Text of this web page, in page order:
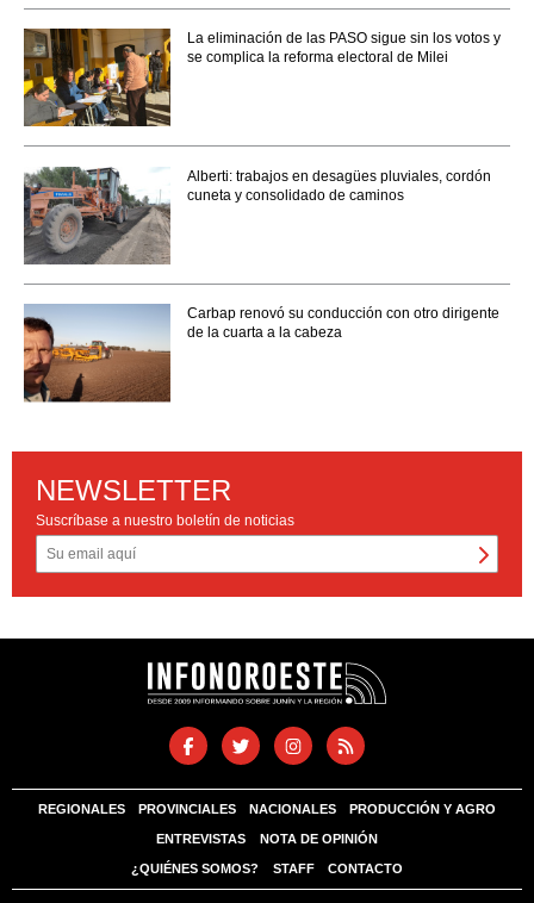
La eliminación de las PASO sigue sin los votos y
se complica la reforma electoral de Milei
Alberti: trabajos en desagües pluviales, cordón
cuneta y consolidado de caminos
Carbap renovó su conducción con otro dirigente
de la cuarta a la cabeza
NEWSLETTER
Suscríbase a nuestro boletín de noticias
REGIONALES PROVINCIALES NACIONALES PRODUCCIÓN Y AGRO
ENTREVISTAS NOTA DE OPINIÓN
¿QUIÉNES SOMOS? STAFF CONTACTO